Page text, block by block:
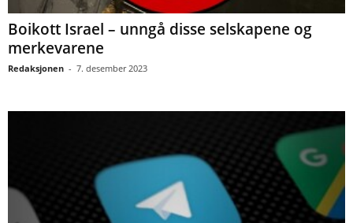
Boikott Israel – unngå disse selskapene og
merkevarene
Redaksjonen - 7. desember 2023